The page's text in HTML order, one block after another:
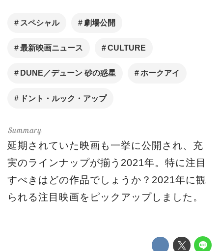
スペシャル 劇場公開
最新映画ニュース CULTURE
DUNE／デューン 砂の惑星 ホークアイ
ドント・ルック・アップ
延期されていた映画も一挙に公開され、充
実のラインナップが揃う2021年。特に注目
すべきはどの作品でしょうか？2021年に観
られる注目映画をピックアップしました。